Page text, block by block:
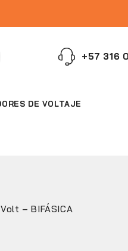
‪+57 316
DE VOLTAJE
– BIFÁSICA